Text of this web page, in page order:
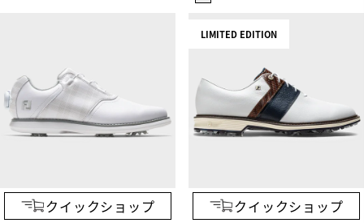
クイックショップ
LIMITED EDITION
クイックショップ